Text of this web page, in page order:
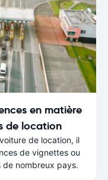
en matière
de location
de location, il
de vignettes ou
nombreux pays.